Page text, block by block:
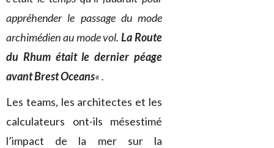
appréhender le passage du mode
archimédien au mode vol.La Route
du Rhum était le dernier péage
avant Brest Oceans« .
Les teams, les architectes et les
calculateurs ont-ils mésestimé
l’impact de la mer sur la